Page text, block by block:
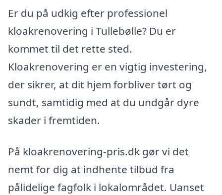
Er du på udkig efter professionel
kloakrenovering i Tullebølle? Du er
kommet til det rette sted.
Kloakrenovering er en vigtig investering,
der sikrer, at dit hjem forbliver tørt og
sundt, samtidig med at du undgår dyre
skader i fremtiden.
På kloakrenovering-pris.dk gør vi det
nemt for dig at indhente tilbud fra
pålidelige fagfolk i lokalområdet. Uanset